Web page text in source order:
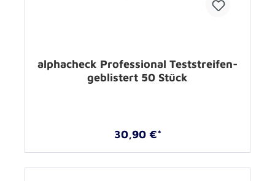
alphacheck Professional Teststreifen-
geblistert 50 Stück
30,90 €*